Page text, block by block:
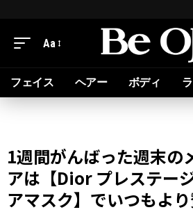
Aa
フェイス ヘアー ボディ
1週間がんばった週末の
アは【Dior プレステー
アマスク】でいつもより